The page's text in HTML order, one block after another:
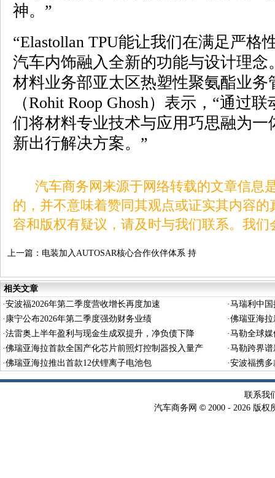
神。”
“Elastollan TPU能让我们在满足严格
汽车内饰融入全新的功能与设计理念
材料业务部亚太区热塑性聚氨酯业务
（Rohit Roop Ghosh）表示，“通过
们将材料专业技术与应用巧思融为
新出行解决方案。”
汽车商务网来源于网络转载的文章信息
的，并不意味着赞同其观点或证实其内容
容和版权有疑议，请及时与我们联系。我
上一篇： 电装加入AUTOSAR核心合作伙伴体系 持
相关文章
·安波福2026年第二季度营收增长再度加速 ·马瑞利中
· 康宁公布2026年第二季度强劲财务业绩 ·佛瑞亚海
·法雷奥上半年盈利与现金生成双提升，净负债下降 ·马勒全球
·佛瑞亚海拉首款全国产化芯片前照灯控制器投入量产 ·马勒跨界
·佛瑞亚海拉推出首款12伏锂离子电池包 ·安波福携
联系我
汽车商务网 © 2000 - 2026 版权